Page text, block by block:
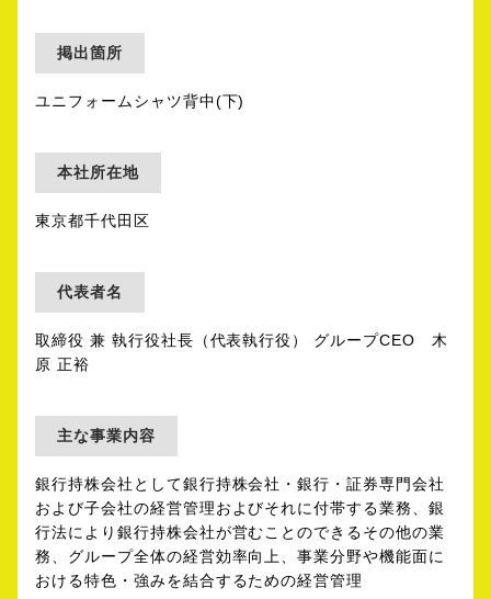
掲出箇所
ユニフォームシャツ背中(下)
本社所在地
東京都千代田区
代表者名
取締役 兼 執行役社長（代表執行役） グループCEO 木
原 正裕
主な事業内容
銀行持株会社として銀行持株会社・銀行・証券専門会社
および子会社の経営管理およびそれに付帯する業務、銀
行法により銀行持株会社が営むことのできるその他の業
務、グループ全体の経営効率向上、事業分野や機能面に
おける特色・強みを結合するための経営管理